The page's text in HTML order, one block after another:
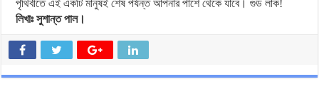
পৃথিবীতে এই একটি মানুষই শেষ পর্যন্ত আপনার পাশে থেকে যাবে। গুড লাক!
লিখাঃ সুশান্ত পাল।